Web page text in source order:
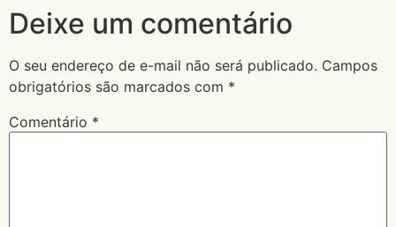
Deixe um comentário
O seu endereço de e-mail não será publicado. Campos
obrigatórios são marcados com *
Comentário *